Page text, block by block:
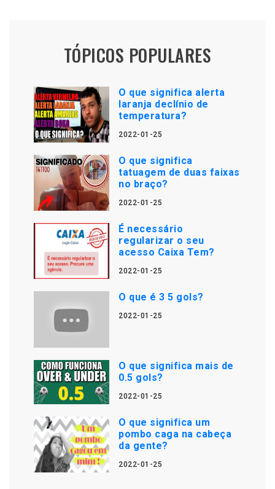
TÓPICOS POPULARES
O que significa alerta
laranja declínio de
temperatura?
2022-01-25
O que significa
tatuagem de duas faixas
no braço?
2022-01-25
É necessário
regularizar o seu
acesso Caixa Tem?
2022-01-25
O que é 3 5 gols?
2022-01-25
O que significa mais de
0.5 gols?
2022-01-25
O que significa um
pombo caga na cabeça
da gente?
2022-01-25